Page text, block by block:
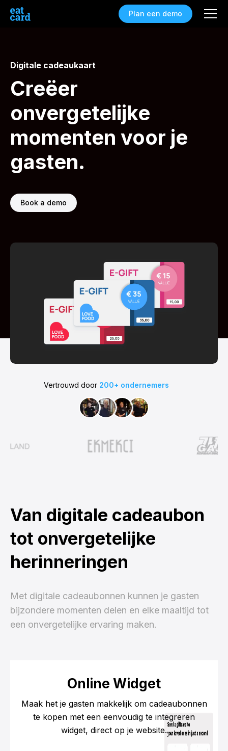
Plan een demo
Digitale cadeaukaart
Creëer
onvergetelijke
momenten voor je
gasten.
Book a demo
Vertrouwd door 200+ ondernemers
Van digitale cadeaubon
tot onvergetelijke
herinneringen
Met digitale cadeaubonnen kunnen je gasten
bijzondere momenten delen en elke maaltijd tot
een onvergetelijke ervaring maken.
Online Widget
Maak het je gasten makkelijk om cadeaubonnen
te kopen met een eenvoudig te integreren
widget, direct op je website.